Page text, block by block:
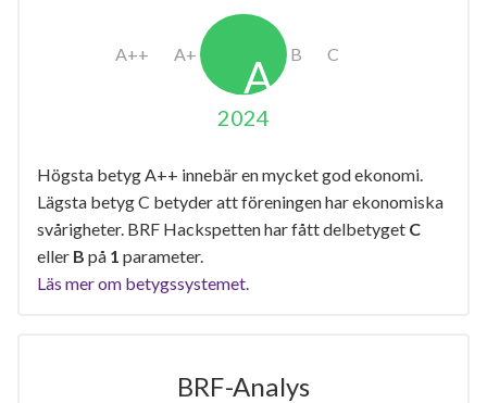
2024
Högsta betyg A++ innebär en mycket god ekonomi.
Lägsta betyg C betyder att föreningen har ekonomiska
svårigheter. BRF Hackspetten har fått delbetyget C
eller B på 1 parameter.
Läs mer om betygssystemet.
BRF-Analys